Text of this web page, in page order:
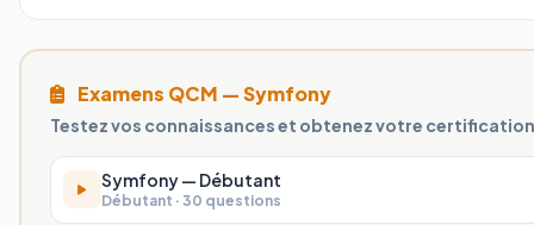
Examens QCM — Symfony
Testez vos connaissances et obtenez votre certification
Symfony — Débutant
Débutant · 30 questions